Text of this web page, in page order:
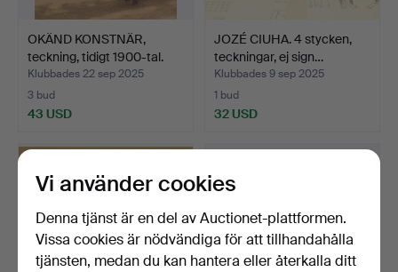
OKÄND KONSTNÄR,
teckning, tidigt 1900-tal.
Klubbades 22 sep 2025
3 bud
43 USD
JOZÉ CIUHA. 4 stycken,
teckningar, ej sign…
Klubbades 9 sep 2025
1 bud
32 USD
Vi använder cookies
Denna tjänst är en del av Auctionet-plattformen.
Vissa cookies är nödvändiga för att tillhandahålla
tjänsten, medan du kan hantera eller återkalla ditt